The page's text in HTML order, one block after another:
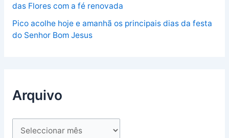
das Flores com a fé renovada
Pico acolhe hoje e amanhã os principais dias da festa
do Senhor Bom Jesus
Arquivo